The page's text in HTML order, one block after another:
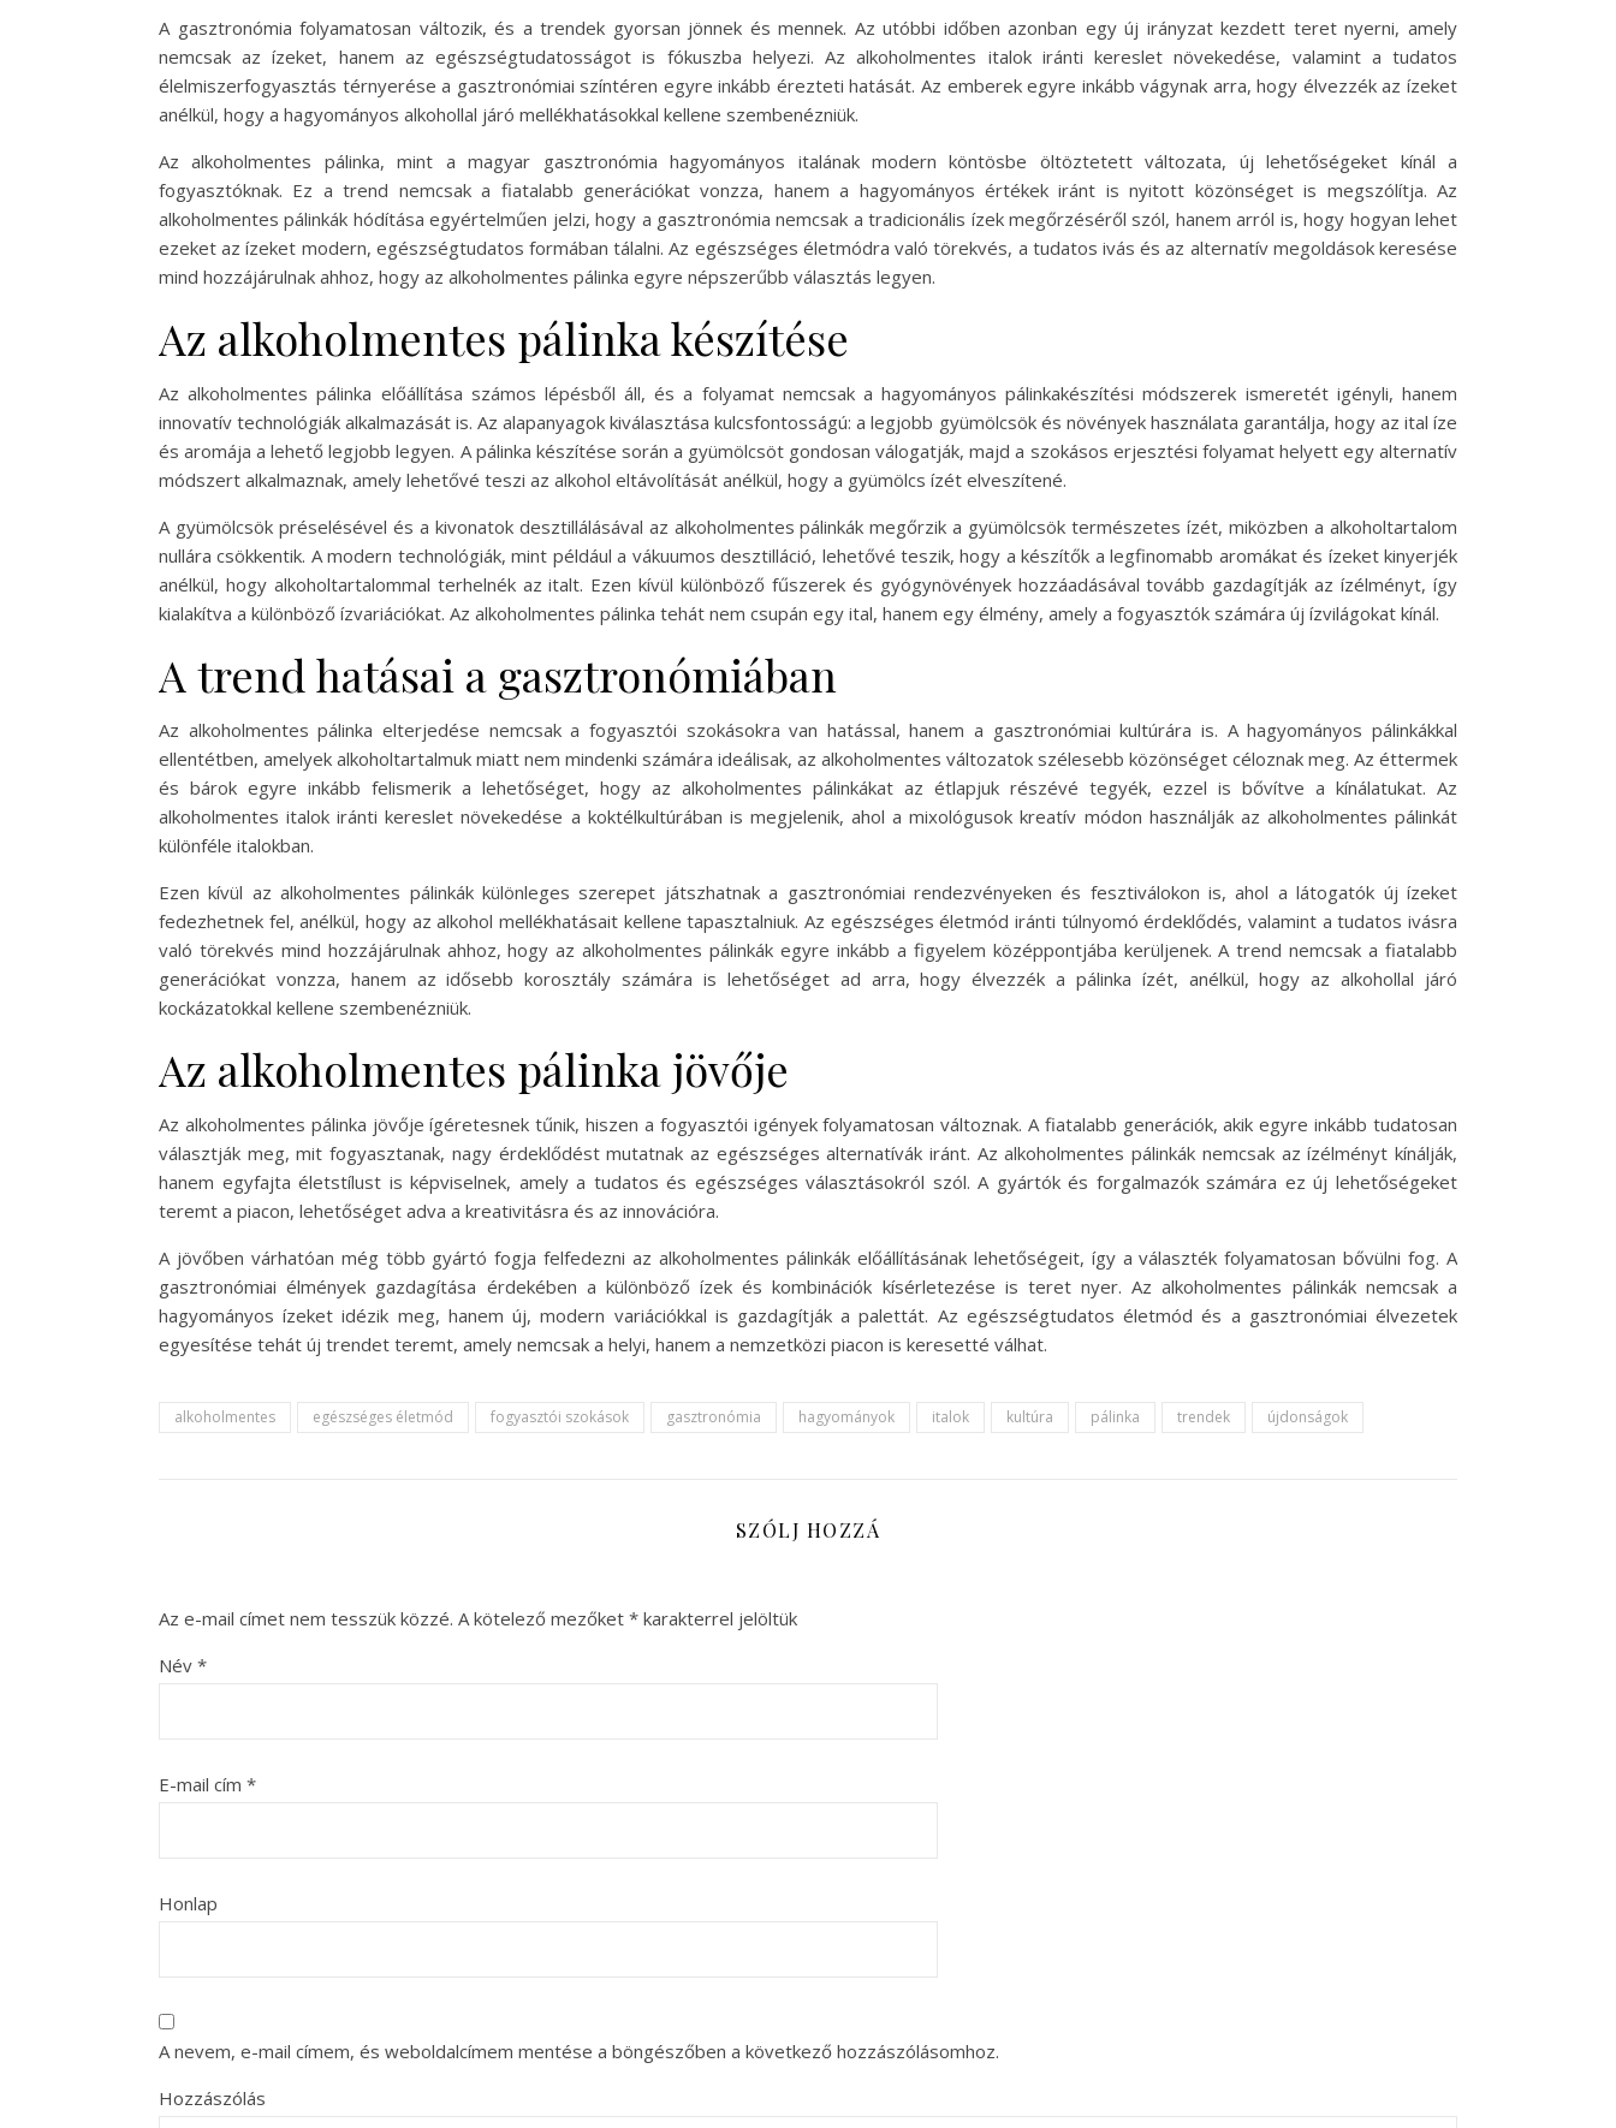
A gasztronómia folyamatosan változik, és a trendek gyorsan jönnek és mennek. Az utóbbi időben azonban egy új irányzat kezdett teret nyerni, amely
nemcsak az ízeket, hanem az egészségtudatosságot is fókuszba helyezi. Az alkoholmentes italok iránti kereslet növekedése, valamint a tudatos
élelmiszerfogyasztás térnyerése a gasztronómiai színtéren egyre inkább érezteti hatását. Az emberek egyre inkább vágynak arra, hogy élvezzék az ízeket
anélkül, hogy a hagyományos alkohollal járó mellékhatásokkal kellene szembenézniük.
Az alkoholmentes pálinka, mint a magyar gasztronómia hagyományos italának modern köntösbe öltöztetett változata, új lehetőségeket kínál a
fogyasztóknak. Ez a trend nemcsak a fiatalabb generációkat vonzza, hanem a hagyományos értékek iránt is nyitott közönséget is megszólítja. Az
alkoholmentes pálinkák hódítása egyértelműen jelzi, hogy a gasztronómia nemcsak a tradicionális ízek megőrzéséről szól, hanem arról is, hogy hogyan lehet
ezeket az ízeket modern, egészségtudatos formában tálalni. Az egészséges életmódra való törekvés, a tudatos ivás és az alternatív megoldások keresése
mind hozzájárulnak ahhoz, hogy az alkoholmentes pálinka egyre népszerűbb választás legyen.
Az alkoholmentes pálinka készítése
Az alkoholmentes pálinka előállítása számos lépésből áll, és a folyamat nemcsak a hagyományos pálinkakészítési módszerek ismeretét igényli, hanem
innovatív technológiák alkalmazását is. Az alapanyagok kiválasztása kulcsfontosságú: a legjobb gyümölcsök és növények használata garantálja, hogy az ital íze
és aromája a lehető legjobb legyen. A pálinka készítése során a gyümölcsöt gondosan válogatják, majd a szokásos erjesztési folyamat helyett egy alternatív
módszert alkalmaznak, amely lehetővé teszi az alkohol eltávolítását anélkül, hogy a gyümölcs ízét elveszítené.
A gyümölcsök préselésével és a kivonatok desztillálásával az alkoholmentes pálinkák megőrzik a gyümölcsök természetes ízét, miközben a alkoholtartalom
nullára csökkentik. A modern technológiák, mint például a vákuumos desztilláció, lehetővé teszik, hogy a készítők a legfinomabb aromákat és ízeket kinyerjék
anélkül, hogy alkoholtartalommal terhelnék az italt. Ezen kívül különböző fűszerek és gyógynövények hozzáadásával tovább gazdagítják az ízélményt, így
kialakítva a különböző ízvariációkat. Az alkoholmentes pálinka tehát nem csupán egy ital, hanem egy élmény, amely a fogyasztók számára új ízvilágokat kínál.
A trend hatásai a gasztronómiában
Az alkoholmentes pálinka elterjedése nemcsak a fogyasztói szokásokra van hatással, hanem a gasztronómiai kultúrára is. A hagyományos pálinkákkal
ellentétben, amelyek alkoholtartalmuk miatt nem mindenki számára ideálisak, az alkoholmentes változatok szélesebb közönséget céloznak meg. Az éttermek
és bárok egyre inkább felismerik a lehetőséget, hogy az alkoholmentes pálinkákat az étlapjuk részévé tegyék, ezzel is bővítve a kínálatukat. Az
alkoholmentes italok iránti kereslet növekedése a koktélkultúrában is megjelenik, ahol a mixológusok kreatív módon használják az alkoholmentes pálinkát
különféle italokban.
Ezen kívül az alkoholmentes pálinkák különleges szerepet játszhatnak a gasztronómiai rendezvényeken és fesztiválokon is, ahol a látogatók új ízeket
fedezhetnek fel, anélkül, hogy az alkohol mellékhatásait kellene tapasztalniuk. Az egészséges életmód iránti túlnyomó érdeklődés, valamint a tudatos ivásra
való törekvés mind hozzájárulnak ahhoz, hogy az alkoholmentes pálinkák egyre inkább a figyelem középpontjába kerüljenek. A trend nemcsak a fiatalabb
generációkat vonzza, hanem az idősebb korosztály számára is lehetőséget ad arra, hogy élvezzék a pálinka ízét, anélkül, hogy az alkohollal járó
kockázatokkal kellene szembenézniük.
Az alkoholmentes pálinka jövője
Az alkoholmentes pálinka jövője ígéretesnek tűnik, hiszen a fogyasztói igények folyamatosan változnak. A fiatalabb generációk, akik egyre inkább tudatosan
választják meg, mit fogyasztanak, nagy érdeklődést mutatnak az egészséges alternatívák iránt. Az alkoholmentes pálinkák nemcsak az ízélményt kínálják,
hanem egyfajta életstílust is képviselnek, amely a tudatos és egészséges választásokról szól. A gyártók és forgalmazók számára ez új lehetőségeket
teremt a piacon, lehetőséget adva a kreativitásra és az innovációra.
A jövőben várhatóan még több gyártó fogja felfedezni az alkoholmentes pálinkák előállításának lehetőségeit, így a választék folyamatosan bővülni fog. A
gasztronómiai élmények gazdagítása érdekében a különböző ízek és kombinációk kísérletezése is teret nyer. Az alkoholmentes pálinkák nemcsak a
hagyományos ízeket idézik meg, hanem új, modern variációkkal is gazdagítják a palettát. Az egészségtudatos életmód és a gasztronómiai élvezetek
egyesítése tehát új trendet teremt, amely nemcsak a helyi, hanem a nemzetközi piacon is keresetté válhat.
alkoholmentes egészséges életmód fogyasztói szokások gasztronómia hagyományok italok kultúra pálinka trendek újdonságok
SZÓLJ HOZZÁ
Az e-mail címet nem tesszük közzé. A kötelező mezőket * karakterrel jelöltük
Név *
E-mail cím *
Honlap
A nevem, e-mail címem, és weboldalcímem mentése a böngészőben a következő hozzászólásomhoz.
Hozzászólás